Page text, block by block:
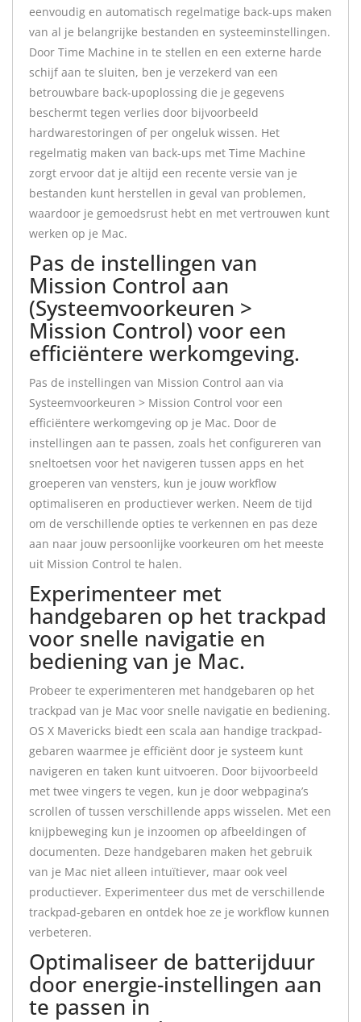
eenvoudig en automatisch regelmatige back-ups maken
van al je belangrijke bestanden en systeeminstellingen.
Door Time Machine in te stellen en een externe harde
schijf aan te sluiten, ben je verzekerd van een
betrouwbare back-upoplossing die je gegevens
beschermt tegen verlies door bijvoorbeeld
hardwarestoringen of per ongeluk wissen. Het
regelmatig maken van back-ups met Time Machine
zorgt ervoor dat je altijd een recente versie van je
bestanden kunt herstellen in geval van problemen,
waardoor je gemoedsrust hebt en met vertrouwen kunt
werken op je Mac.
Pas de instellingen van
Mission Control aan
(Systeemvoorkeuren >
Mission Control) voor een
efficiëntere werkomgeving.
Pas de instellingen van Mission Control aan via
Systeemvoorkeuren > Mission Control voor een
efficiëntere werkomgeving op je Mac. Door de
instellingen aan te passen, zoals het configureren van
sneltoetsen voor het navigeren tussen apps en het
groeperen van vensters, kun je jouw workflow
optimaliseren en productiever werken. Neem de tijd
om de verschillende opties te verkennen en pas deze
aan naar jouw persoonlijke voorkeuren om het meeste
uit Mission Control te halen.
Experimenteer met
handgebaren op het trackpad
voor snelle navigatie en
bediening van je Mac.
Probeer te experimenteren met handgebaren op het
trackpad van je Mac voor snelle navigatie en bediening.
OS X Mavericks biedt een scala aan handige trackpad-
gebaren waarmee je efficiënt door je systeem kunt
navigeren en taken kunt uitvoeren. Door bijvoorbeeld
met twee vingers te vegen, kun je door webpagina’s
scrollen of tussen verschillende apps wisselen. Met een
knijpbeweging kun je inzoomen op afbeeldingen of
documenten. Deze handgebaren maken het gebruik
van je Mac niet alleen intuïtiever, maar ook veel
productiever. Experimenteer dus met de verschillende
trackpad-gebaren en ontdek hoe ze je workflow kunnen
verbeteren.
Optimaliseer de batterijduur
door energie-instellingen aan
te passen in